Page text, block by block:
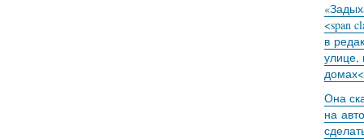
<span
в
улице,
Она
на